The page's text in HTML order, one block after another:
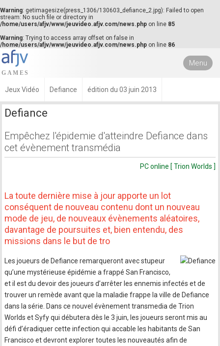
Warning: getimagesize(press_1306/130603_defiance_2.jpg): Failed to open
stream: No such file or directory in
/home/users/afjv/www/jeuvideo.afjv.com/news.php on line 85
Warning: Trying to access array offset on false in
/home/users/afjv/www/jeuvideo.afjv.com/news.php on line 86
Menu
Jeux Vidéo Defiance édition du 03 juin 2013
Defiance
Empêchez l'épidemie d'atteindre Defiance dans
cet évènement transmédia
PC online [ Trion Worlds ]
La toute dernière mise à jour apporte un lot
conséquent de nouveau contenu dont un nouveau
mode de jeu, de nouveaux évènements aléatoires,
davantage de poursuites et, bien entendu, des
missions dans le but de tro
Les joueurs de Defiance remarqueront avec stupeur
qu’une mystérieuse épidémie a frappé San Francisco,
et il est du devoir des joueurs d’arrêter les ennemis infectés et de
trouver un remède avant que la maladie frappe la ville de Defiance
dans la série. Dans ce nouvel évènement transmedia de Trion
Worlds et Syfy qui débutera dès le 3 juin, les joueurs seront mis au
défi d’éradiquer cette infection qui accable les habitants de San
Francisco et devront explorer toutes les nouveautés afin de